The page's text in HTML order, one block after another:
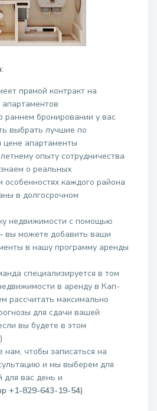
прямой контракт на
раннем бронировании у вас
выбрать лучшие по
апартаменты
опыту сотрудничества
о реальных
особенностях каждого района
в долгосрочном
недвижимости с помощью
вы можете добавить ваши
в нашу программу аренды
специализируется в том
в аренду в Кап-
рассчитать максимально
для сдачи вашей
вы будете в этом
нам, чтобы записаться на
и мы выберем для
для вас день и
+1-829-643-19-54)